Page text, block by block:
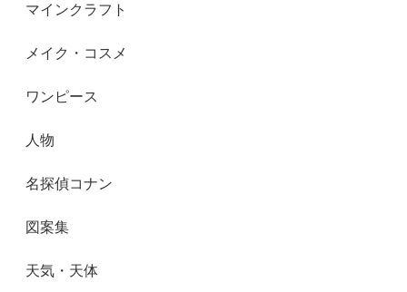
マインクラフト
メイク・コスメ
ワンピース
人物
名探偵コナン
図案集
天気・天体